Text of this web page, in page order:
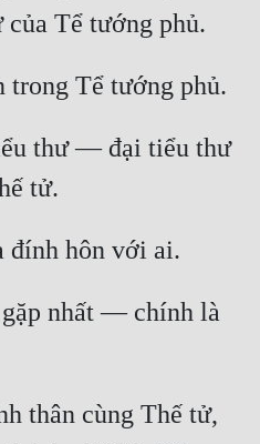
Tể tướng phủ.
trong Tể tướng phủ.
thư — đại tiểu thư
tử.
đính hôn với ai.
nhất — chính là
thân cùng Thế tử,